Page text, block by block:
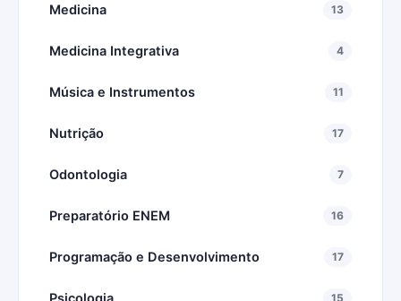
Medicina 13
Medicina Integrativa 4
Música e Instrumentos 11
Nutrição 17
Odontologia 7
Preparatório ENEM 16
Programação e Desenvolvimento 17
15